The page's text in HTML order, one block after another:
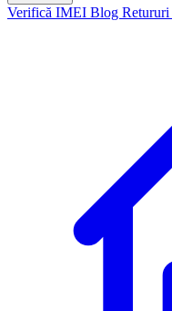
Verifică IMEI Blog Retururi